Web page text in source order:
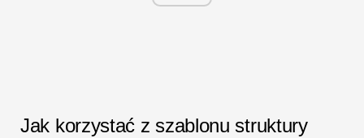
Jak korzystać z szablonu struktury